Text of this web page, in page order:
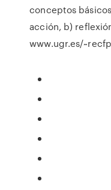
conceptos
acción, b)
www.ugr.es/